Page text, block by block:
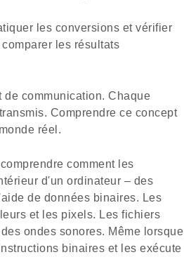
les conversions et vérifier
les résultats
de communication. Chaque
Comprendre ce concept
réel.
comment les
d'un ordinateur – des
de données binaires. Les
et les pixels. Les fichiers
ondes sonores. Même lorsque
binaires et les exécute